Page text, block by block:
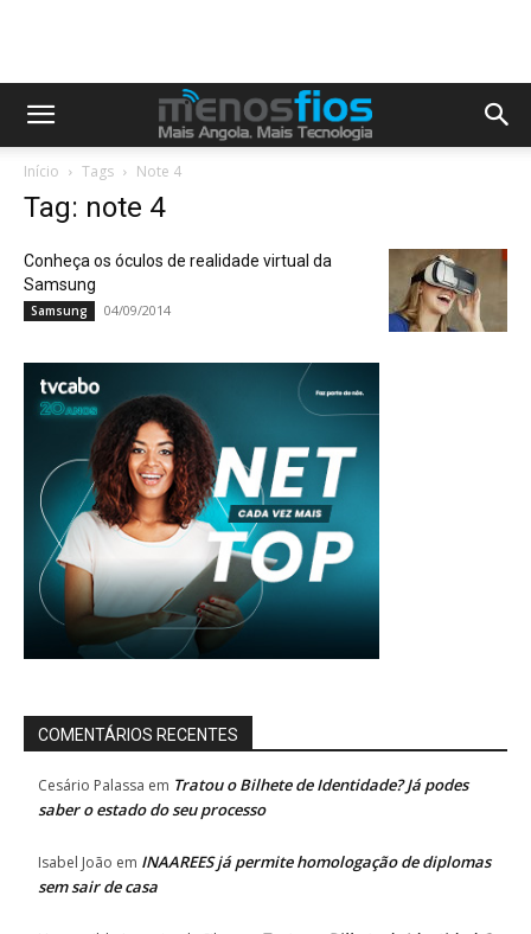
Início Tags Note 4
Tag: note 4
Conheça os óculos de realidade virtual da
Samsung
Samsung 04/09/2014
COMENTÁRIOS RECENTES
Cesário Palassa em Tratou o Bilhete de Identidade? Já podes
saber o estado do seu processo
Isabel João em INAAREES já permite homologação de diplomas
sem sair de casa